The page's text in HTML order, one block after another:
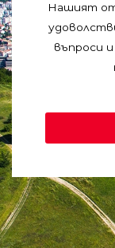
Нашият
въпроси